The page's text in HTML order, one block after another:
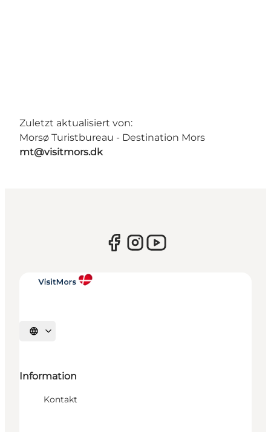
Zuletzt aktualisiert von:
Morsø Turistbureau - Destination Mors
mt@visitmors.dk
Sprache auswählen
Information
Kontakt